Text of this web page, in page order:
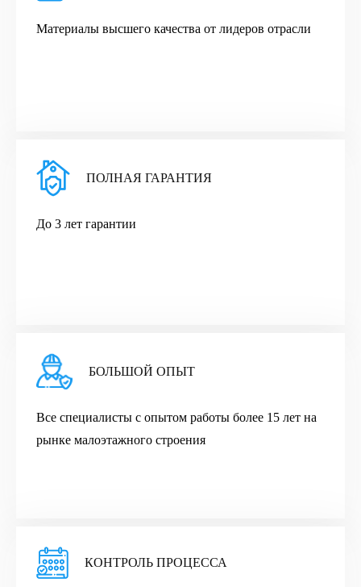
Материалы высшего качества от лидеров отрасли
ПОЛНАЯ ГАРАНТИЯ
До 3 лет гарантии
БОЛЬШОЙ ОПЫТ
Все cпециалисты с опытом работы более 15 лет на
рынке малоэтажного строения
КОНТРОЛЬ ПРОЦЕССА